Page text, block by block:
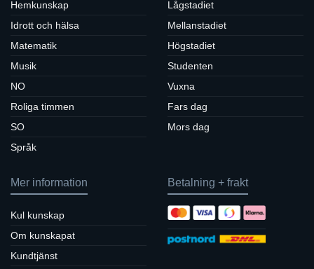
Hemkunskap
Idrott och hälsa
Matematik
Musik
NO
Roliga timmen
SO
Språk
Lågstadiet
Mellanstadiet
Högstadiet
Studenten
Vuxna
Fars dag
Mors dag
Mer information
Kul kunskap
Om kunskapat
Kundtjänst
Betalning + frakt